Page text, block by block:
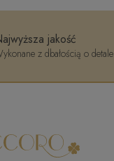
jakość
z dbałością o detale